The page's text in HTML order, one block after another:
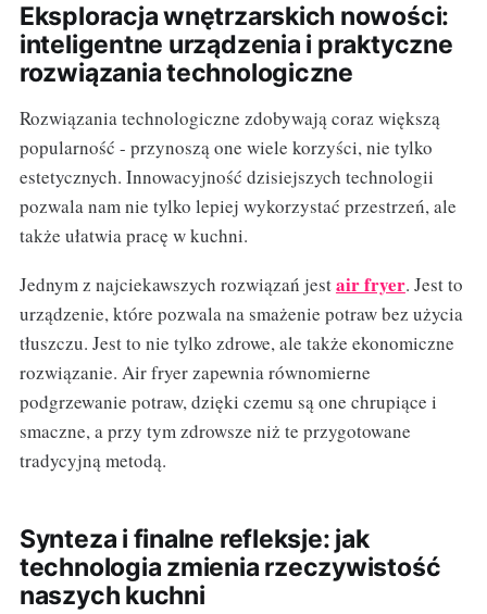
Eksploracja wnętrzarskich nowości:
inteligentne urządzenia i praktyczne
rozwiązania technologiczne
Rozwiązania technologiczne zdobywają coraz większą
popularność - przynoszą one wiele korzyści, nie tylko
estetycznych. Innowacyjność dzisiejszych technologii
pozwala nam nie tylko lepiej wykorzystać przestrzeń, ale
także ułatwia pracę w kuchni.
Jednym z najciekawszych rozwiązań jestair fryer. Jest to
urządzenie, które pozwala na smażenie potraw bez użycia
tłuszczu. Jest to nie tylko zdrowe, ale także ekonomiczne
rozwiązanie. Air fryer zapewnia równomierne
podgrzewanie potraw, dzięki czemu są one chrupiące i
smaczne, a przy tym zdrowsze niż te przygotowane
tradycyjną metodą.
Synteza i finalne refleksje: jak
technologia zmienia rzeczywistość
naszych kuchni